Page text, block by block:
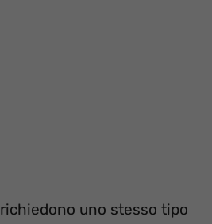
richiedono uno stesso tipo